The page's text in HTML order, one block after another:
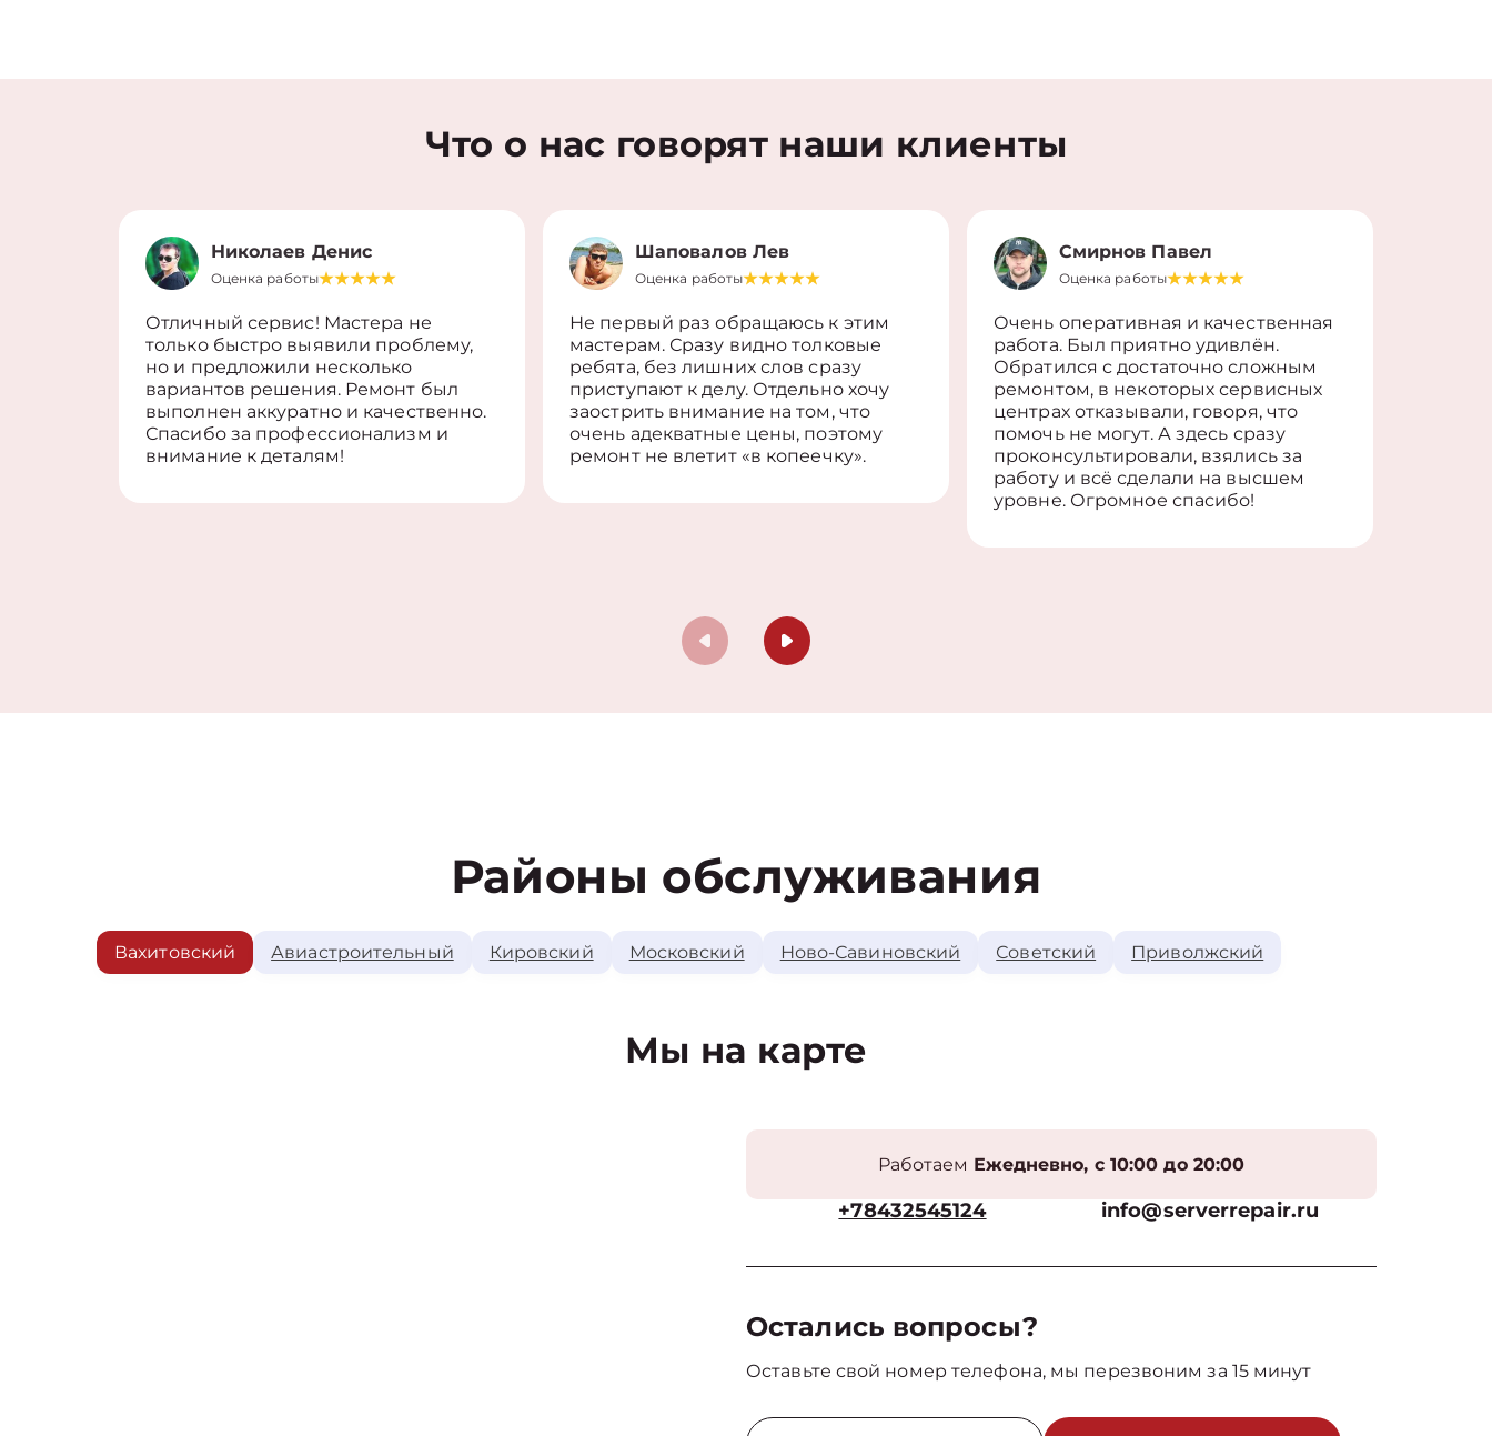
Что о нас говорят наши клиенты
Николаев Денис
Оценка работы
Отличный сервис! Мастера не
только быстро выявили проблему,
но и предложили несколько
вариантов решения. Ремонт был
выполнен аккуратно и качественно.
Спасибо за профессионализм и
внимание к деталям!
Шаповалов Лев
Оценка работы
Не первый раз обращаюсь к этим
мастерам. Сразу видно толковые
ребята, без лишних слов сразу
приступают к делу. Отдельно хочу
заострить внимание на том, что
очень адекватные цены, поэтому
ремонт не влетит «в копеечку».
Смирнов Павел
Оценка работы
Очень оперативная и качественная
работа. Был приятно удивлён.
Обратился с достаточно сложным
ремонтом, в некоторых сервисных
центрах отказывали, говоря, что
помочь не могут. А здесь сразу
проконсультировали, взялись за
работу и всё сделали на высшем
уровне. Огромное спасибо!
Районы обслуживания
Вахитовский Авиастроительный Кировский Московский Ново-Савиновский Советский Приволжский
Мы на карте
Работаем Ежедневно, с 10:00 до 20:00
+78432545124 info@serverrepair.ru
Остались вопросы?
Оставьте свой номер телефона, мы перезвоним за 15 минут